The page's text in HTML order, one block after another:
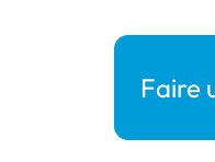
Faire